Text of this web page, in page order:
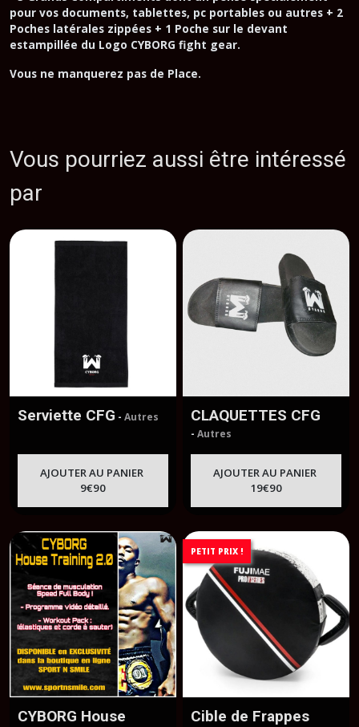
pour vos documents, tablettes, pc portables ou autres + 2
Poches latérales zippées + 1 Poche sur le devant
estampillée du Logo CYBORG fight gear.
Vous ne manquerez pas de Place.
Vous pourriez aussi être intéressé
par
Serviette CFG - Autres
AJOUTER AU PANIER
9€90
CLAQUETTES CFG
-Autres
AJOUTER AU PANIER
19€90
CYBORG House
PETIT PRIX !
Cible de Frappes